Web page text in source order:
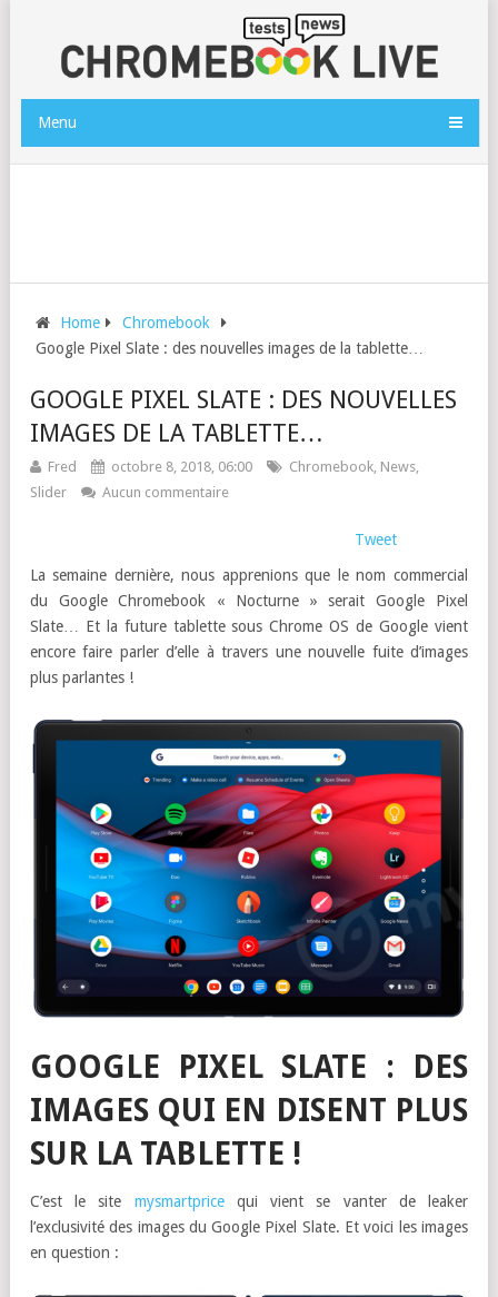
Menu
Home
Chromebook
Google Pixel Slate : des nouvelles images de la tablette…
GOOGLE PIXEL SLATE : DES NOUVELLES
IMAGES DE LA TABLETTE…
Fred octobre 8, 2018, 06:00 Chromebook, News,
Slider
Aucun commentaire
Tweet
La semaine dernière, nous apprenions que le nom commercial
du Google Chromebook « Nocturne » serait Google Pixel
Slate… Et la future tablette sous Chrome OS de Google vient
encore faire parler d’elle à travers une nouvelle fuite d’images
plus parlantes !
GOOGLE PIXEL SLATE : DES
IMAGES QUI EN DISENT PLUS
SUR LA TABLETTE !
C’est le site mysmartpricequi vient se vanter de leaker
l’exclusivité des images du Google Pixel Slate. Et voici les images
en question :